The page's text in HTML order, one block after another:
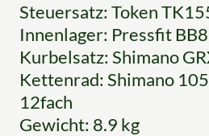
Steuersatz: Token
Innenlager: Pressfit
Kurbelsatz: Shimano
Kettenrad: Shimano
12fach
Gewicht: 8.9 kg